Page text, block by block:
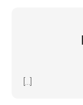
[...]